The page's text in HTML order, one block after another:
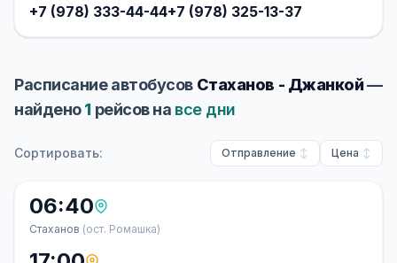
+7 (978) 333-44-44+7 (978) 325-13-37
Расписание автобусов Стаханов - Джанкой—
найдено1рейсов на все дни
Сортировать: Отправление Цена
06:40
Стаханов (ост. Ромашка)